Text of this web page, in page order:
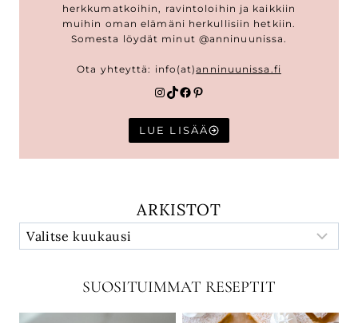
herkkumatkoihin, ravintoloihin ja kaikkiin
muihin oman elämäni herkullisiin hetkiin.
Somesta löydät minut @anninuunissa.
Ota yhteyttä: info(at)anninuunissa.fi
Instagram
TikTok
Facebook
Pinterest
LUE LISÄÄ
ARKISTOT
SUOSITUIMMAT RESEPTIT